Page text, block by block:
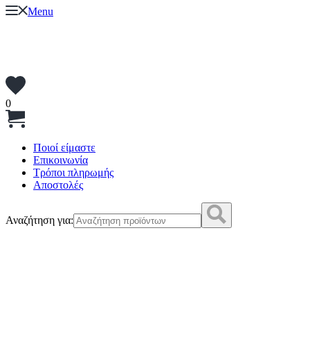
Menu
0
Ποιοί είμαστε
Επικοινωνία
Τρόποι πληρωμής
Αποστολές
Αναζήτηση για: